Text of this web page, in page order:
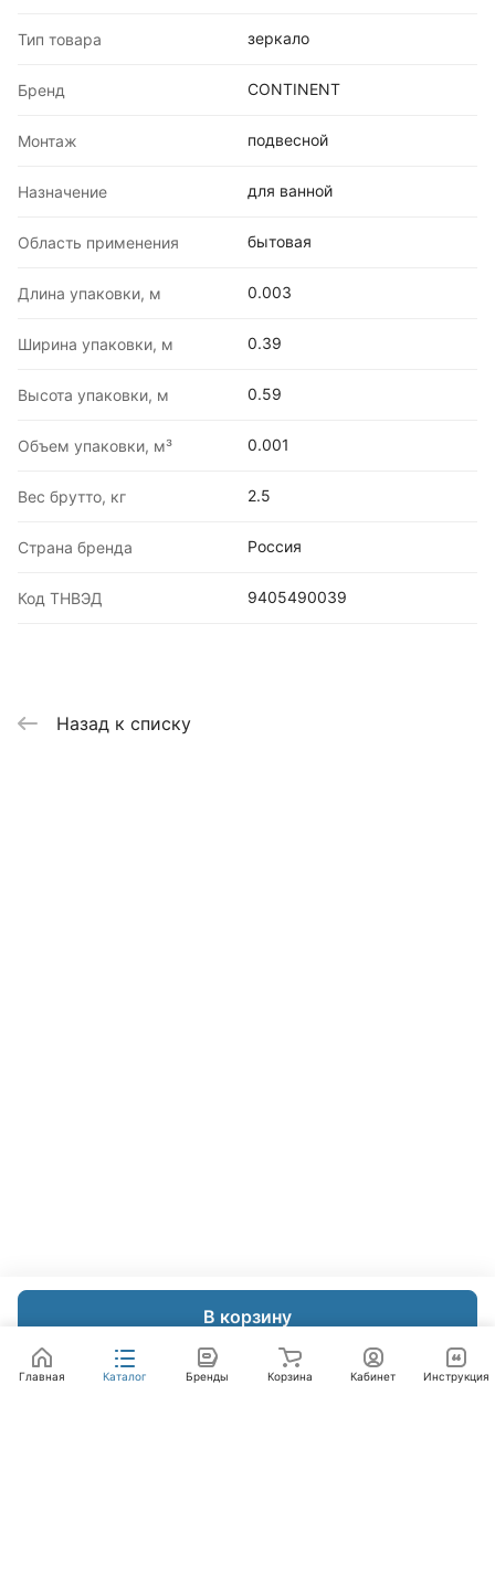
В корзину
Тип товара зеркало
Бренд CONTINENT
Монтаж подвесной
Назначение для ванной
Область применения бытовая
Длина упаковки, м 0.003
Ширина упаковки, м 0.39
Высота упаковки, м 0.59
Объем упаковки, м³ 0.001
Вес брутто, кг 2.5
Страна бренда Россия
Код ТНВЭД 9405490039
Назад к списку
Главная Каталог Бренды Корзина Кабинет Инструкция